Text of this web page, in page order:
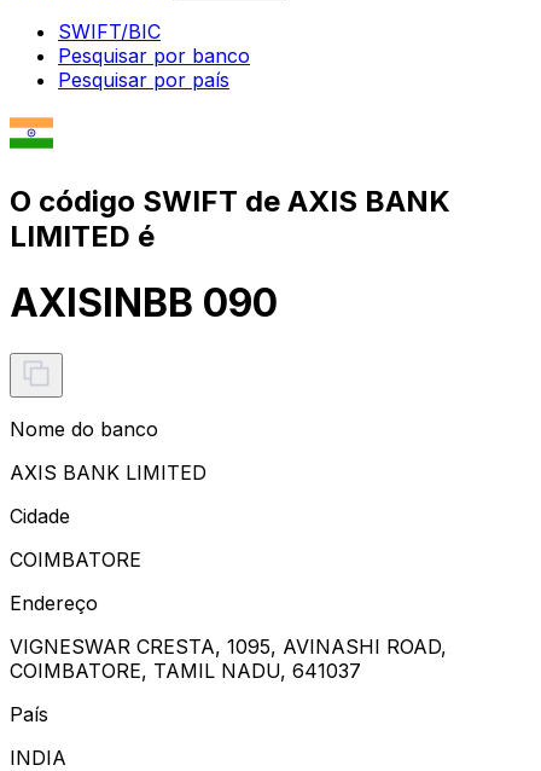
SWIFT/BIC
Pesquisar por banco
Pesquisar por país
O código SWIFT de AXIS BANK
LIMITED é
AXISINBB 090
Nome do banco
AXIS BANK LIMITED
Cidade
COIMBATORE
Endereço
VIGNESWAR CRESTA, 1095, AVINASHI ROAD,
COIMBATORE, TAMIL NADU, 641037
País
INDIA